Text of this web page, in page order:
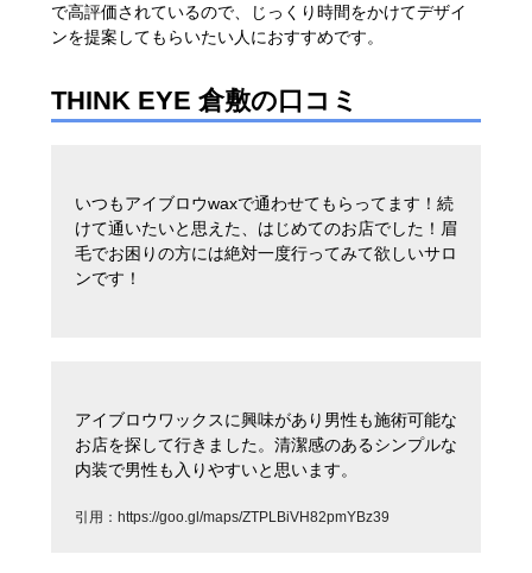
で高評価されているので、じっくり時間をかけてデザイ
ンを提案してもらいたい人におすすめです。
THINK EYE 倉敷の口コミ
いつもアイブロウwaxで通わせてもらってます！続
けて通いたいと思えた、はじめてのお店でした！眉
毛でお困りの方には絶対一度行ってみて欲しいサロ
ンです！
アイブロウワックスに興味があり男性も施術可能な
お店を探して行きました。清潔感のあるシンプルな
内装で男性も入りやすいと思います。
引用： https://goo.gl/maps/ZTPLBiVH82pmYBz39